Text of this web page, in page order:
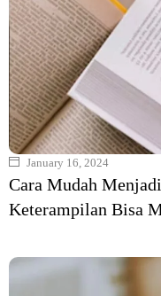
January 16, 2024
Cara Mudah
Keterampilan Bisa